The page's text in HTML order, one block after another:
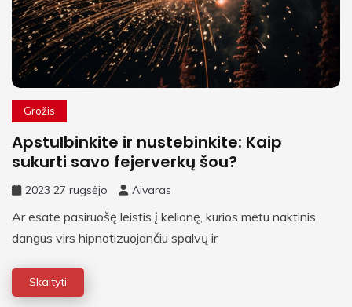
Grožis
Apstulbinkite ir nustebinkite: Kaip
sukurti savo fejerverkų šou?
2023 27 rugsėjo Aivaras
Ar esate pasiruošę leistis į kelionę, kurios metu naktinis
dangus virs hipnotizuojančiu spalvų ir
Skaityti